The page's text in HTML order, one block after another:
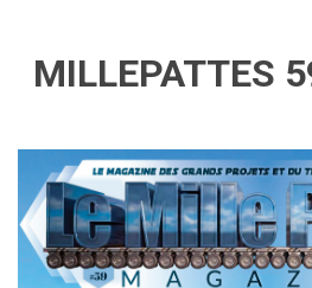
MILLEPATTES